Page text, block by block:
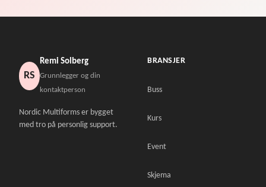
RS
Remi Solberg
Grunnlegger og din
kontaktperson
Nordic Multiforms er bygget
med tro på personlig support.
BRANSJER
Buss
Kurs
Event
Skjema